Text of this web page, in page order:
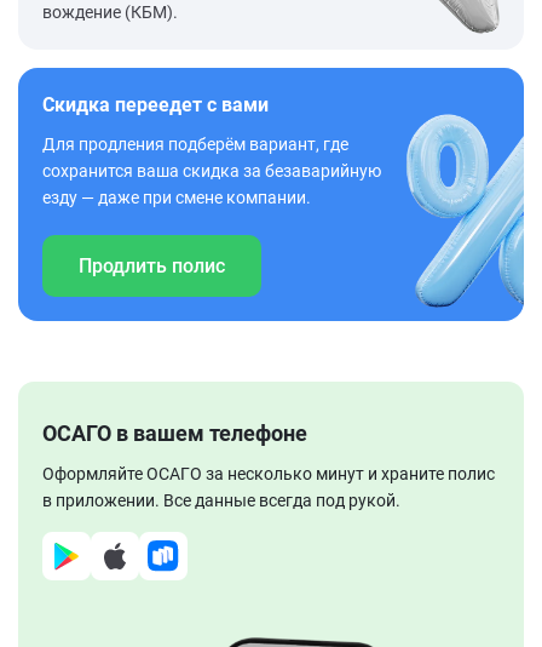
вождение (КБМ).
Скидка переедет с вами
Для продления подберём вариант, где
сохранится ваша скидка за безаварийную
езду — даже при смене компании.
Продлить полис
ОСАГО в вашем телефоне
Оформляйте ОСАГО за несколько минут и храните полис
в приложении. Все данные всегда под рукой.